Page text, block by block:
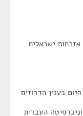
ישראלית
העברית